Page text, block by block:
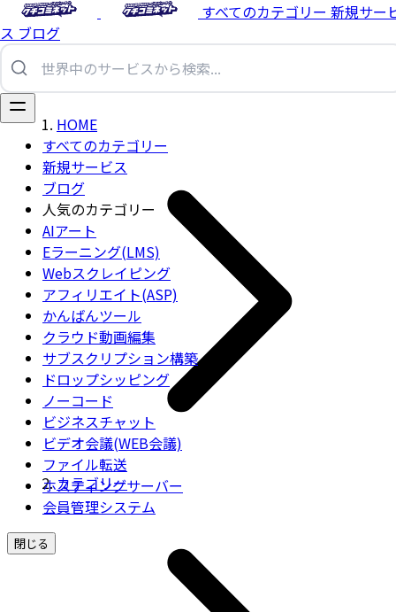
すべてのカテゴリー 新規サー
ス ブログ
すべてのカテゴリー
新規サービス
ブログ
人気のカテゴリー
AIアート
Eラーニング(LMS)
Webスクレイピング
アフィリエイト(ASP)
かんばんツール
クラウド動画編集
サブスクリプション構築
ドロップシッピング
ノーコード
ビジネスチャット
ビデオ会議(WEB会議)
ファイル転送
ホスティングサーバー
会員管理システム
閉じる
HOME
カテゴリー